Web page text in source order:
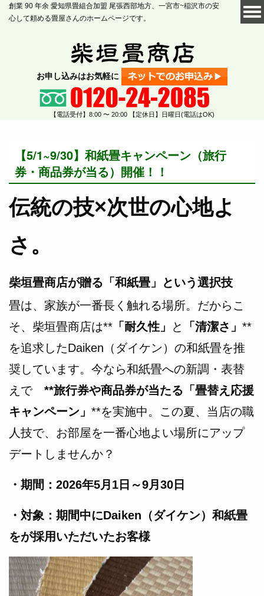
創業 90 年余 愛知県畳組合加盟 尾張西部地方、一宮市~稲沢市の安
心して頼める畳屋さんのホームページです。
お申し込みはお気軽に
【電話受付】8:00 〜 20:00 【定休日】日曜日(電話はOK)
【5/1~9/30】和紙畳キャンペーン（旅行
券・商品券が当る）開催！！
伝統の技×次世の心地よ
さ。
柴垣畳商店が贈る「和紙畳」という選択技
畳は、家族が一番長く触れる場所。だからこ
そ、柴垣畳商店は** 「耐久性」 と 「清潔さ」 **
を追求したDaiken（ダイケン）の和紙畳を推
奨しています。今なら和紙畳への新調・表替
えで **旅行券や商品券が当たる「畳替え応援
キャンペーン」 **を実施中。この夏、当店の職
人技で、お部屋を一番心地よい場所にアップ
デートしませんか？
・期間：2026年5月1日～9月30日
・対象：期間中にDaiken（ダイケン）和紙畳
をが採用いただいたお客様